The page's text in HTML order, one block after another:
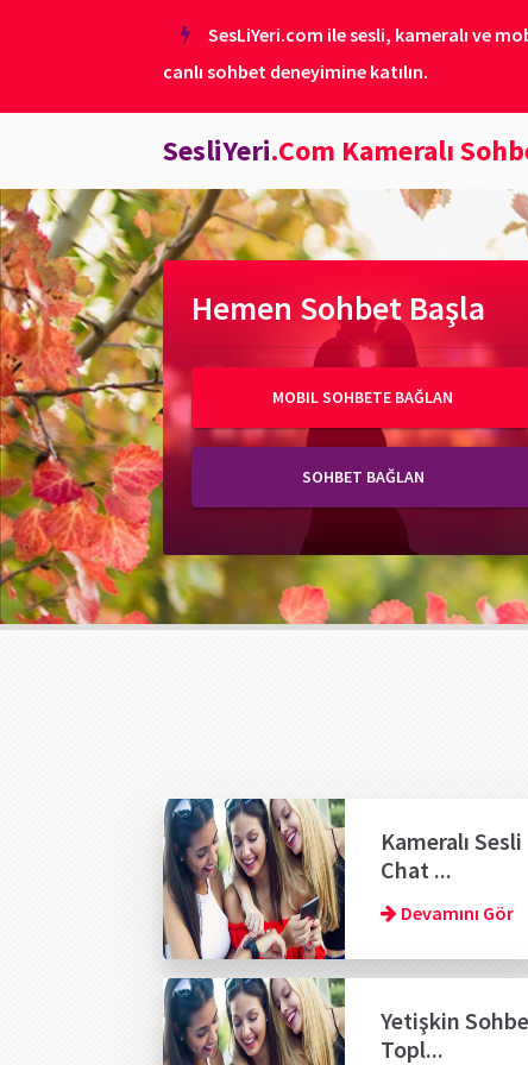
SesLiYeri.com ile sesli, kameralı ve
canlı sohbet deneyimine katılın.
SesliYeri.Com Kameralı
Hemen Sohbet Başla
MOBIL SOHBETE BAĞLAN
SOHBET BAĞLAN
Kameralı Sesli
Chat ...
Devamını Gör
Yetişkin
Topl...